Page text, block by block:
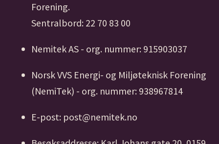
Forening.
Sentralbord: 22 70 83 00
Nemitek AS - org. nummer: 915903037
Norsk VVS Energi- og Miljøteknisk Forening
(NemiTek) - org. nummer: 938967814
E-post: post@nemitek.no